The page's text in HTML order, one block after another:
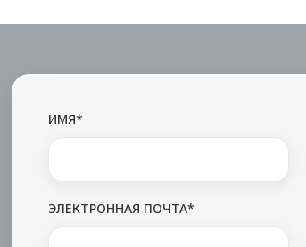
ИМЯ*
ЭЛЕКТРОННАЯ ПОЧТА*